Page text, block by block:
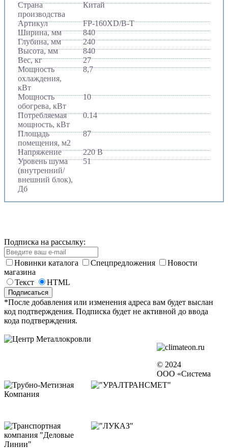
Страна
производства
Китай
Артикул
FP-160XD/B-T
Ширина, мм
840
Глубина, мм
240
Высота, мм
840
Вес, кг
27
Мощность
охлаждения,
кВт
8,7
Мощность
обогрева, кВт
10
Потребляемая
мощность, кВт
0.14
Площадь
помещения, м2
87
Напряжение
220 В
Уровень шума
(внутренний/
внешний блок),
Дб
51
Подписка на рассылку:
Новинки каталога Спецпредложения
Новости
магазина
Текст
HTML
*После добавления или изменения адреса вам будет выслан
код подтверждения. Подписка будет не активной до ввода
кода подтверждения.
© 2024
ООО «Система